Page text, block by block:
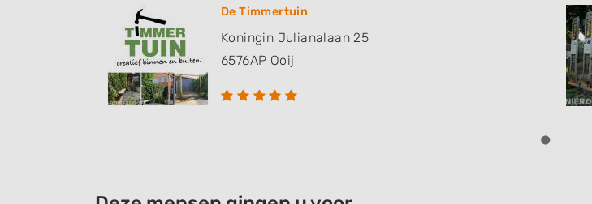
De Timmertuin
Koningin Julianalaan 25
6576AP Ooij